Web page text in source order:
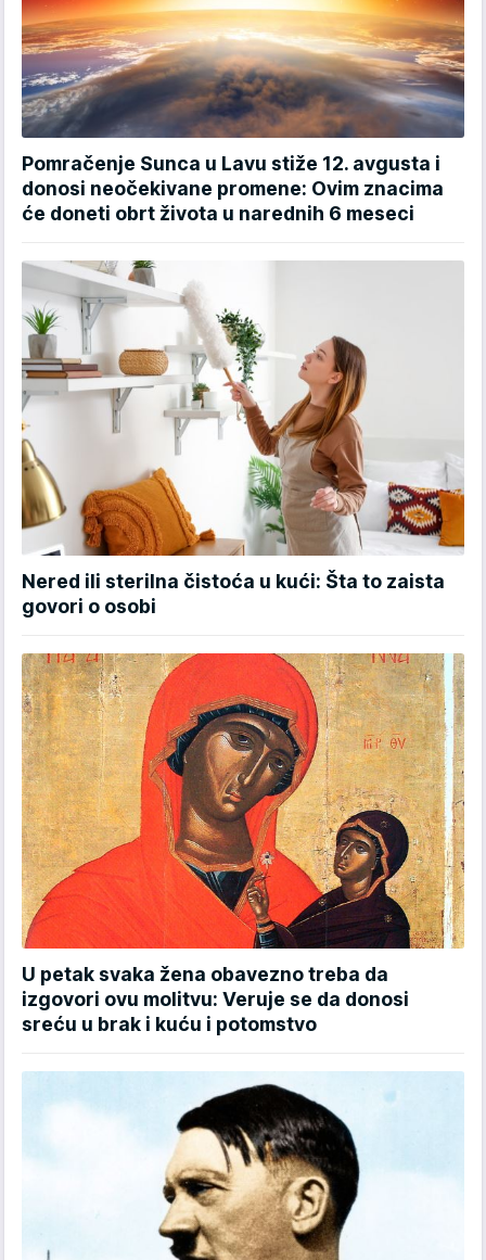
Pomračenje Sunca u Lavu stiže 12. avgusta i
donosi neočekivane promene: Ovim znacima
će doneti obrt života u narednih 6 meseci
Nered ili sterilna čistoća u kući: Šta to zaista
govori o osobi
U petak svaka žena obavezno treba da
izgovori ovu molitvu: Veruje se da donosi
sreću u brak i kuću i potomstvo